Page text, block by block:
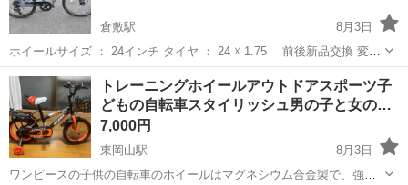
倉敷駅
8月3日
ホイールサイズ ： 24インチ タイヤ ： 24 ☓ 1.75 前後新品交換 変速
： SHIMANO製 6段 その他 ： LED オートライト タイヤは新品に交換
済。 本体には傷や錆がありますが各所分解清掃、錆取り後...
岡山 倉敷市 マウンテンバイク
トレーニングホイールアウトドアスポーツ子
どもの自転車スタイリッシュ男の子と女の…
7,000円
東岡山駅
8月3日
ワンピースの子供の自転車のホイールはマグネシウム合金製で、強力